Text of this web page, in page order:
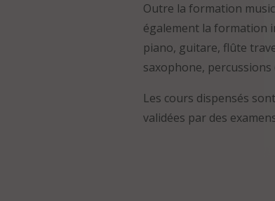
Outre la formation
également la formation
piano, guitare, flûte
saxophone,
Les cours dispensés
validées par des